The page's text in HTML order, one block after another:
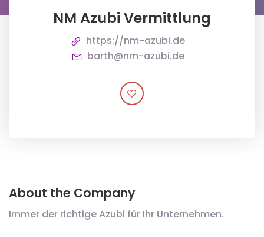
NM Azubi Vermittlung
https://nm-azubi.de
barth@nm-azubi.de
About the Company
Immer der richtige Azubi für Ihr Unternehmen.